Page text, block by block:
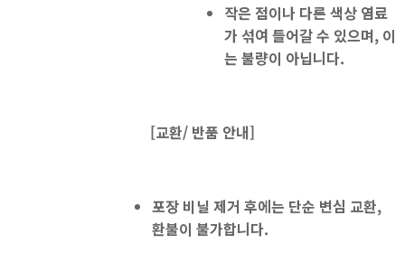
작은 점이나 다른 색상 염료
가 섞여 들어갈 수 있으며, 이
는 불량이 아닙니다.
[교환/ 반품 안내]
포장 비닐 제거 후에는 단순 변심 교환,
환불이 불가합니다.